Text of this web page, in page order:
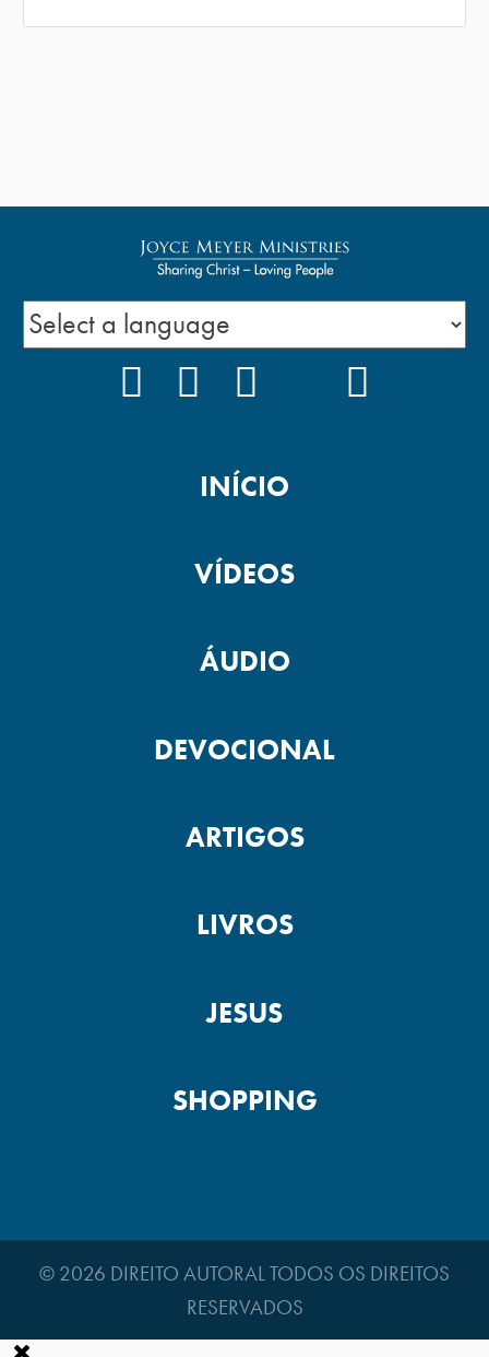
INÍCIO
VÍDEOS
ÁUDIO
DEVOCIONAL
ARTIGOS
LIVROS
JESUS
SHOPPING
© 2026 DIREITO AUTORAL TODOS OS DIREITOS
RESERVADOS